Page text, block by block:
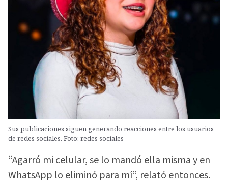
Sus publicaciones siguen generando reacciones entre los usuarios
de redes sociales. Foto: redes sociales
“Agarró mi celular, se lo mandó ella misma y en
WhatsApp lo eliminó para mí”, relató entonces.